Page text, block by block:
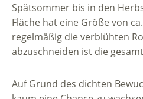
Spätsommer bis in den
Fläche hat eine Größe von
regelmäßig die verblühten
abzuschneiden ist die
Auf Grund des dichten